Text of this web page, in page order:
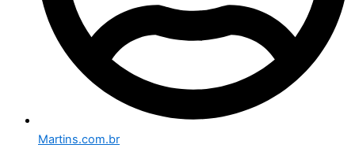
Martins.com.br